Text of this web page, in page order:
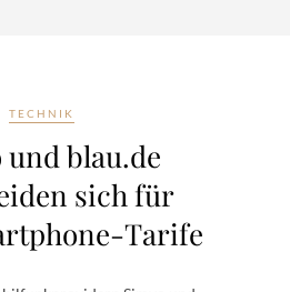
TECHNIK
und blau.de
sich für
Tarife